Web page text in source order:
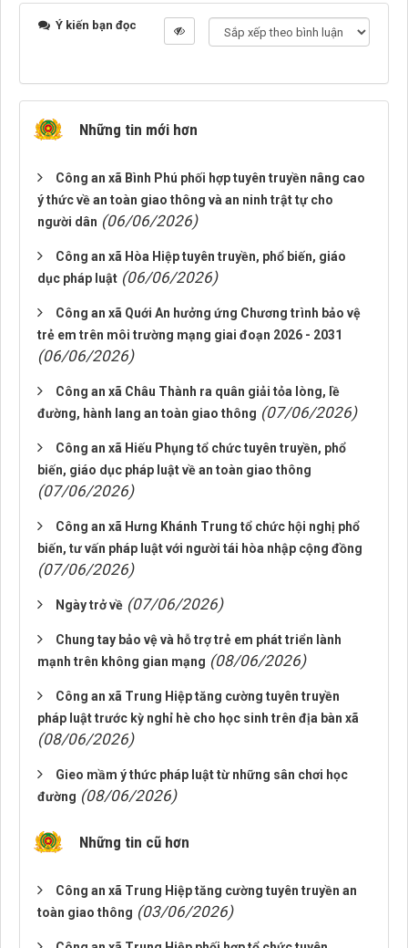
Ý kiến bạn đọc
Những tin mới hơn
Công an xã Bình Phú phối hợp tuyên truyền nâng cao
ý thức về an toàn giao thông và an ninh trật tự cho
người dân (06/06/2026)
Công an xã Hòa Hiệp tuyên truyền, phổ biến, giáo
dục pháp luật (06/06/2026)
Công an xã Quới An hưởng ứng Chương trình bảo vệ
trẻ em trên môi trường mạng giai đoạn 2026 - 2031
(06/06/2026)
Công an xã Châu Thành ra quân giải tỏa lòng, lề
đường, hành lang an toàn giao thông (07/06/2026)
Công an xã Hiếu Phụng tổ chức tuyên truyền, phổ
biến, giáo dục pháp luật về an toàn giao thông
(07/06/2026)
Công an xã Hưng Khánh Trung tổ chức hội nghị phổ
biến, tư vấn pháp luật với người tái hòa nhập cộng đồng
(07/06/2026)
Ngày trở về (07/06/2026)
Chung tay bảo vệ và hỗ trợ trẻ em phát triển lành
mạnh trên không gian mạng (08/06/2026)
Công an xã Trung Hiệp tăng cường tuyên truyền
pháp luật trước kỳ nghỉ hè cho học sinh trên địa bàn xã
(08/06/2026)
Gieo mầm ý thức pháp luật từ những sân chơi học
đường (08/06/2026)
Những tin cũ hơn
Công an xã Trung Hiệp tăng cường tuyên truyền an
toàn giao thông (03/06/2026)